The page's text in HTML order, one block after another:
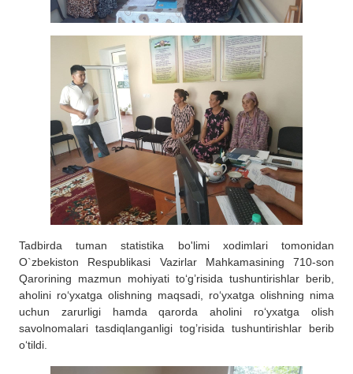
Tadbirda tuman statistika bo'limi xodimlari tomonidan
O`zbekiston Respublikasi Vazirlar Mahkamasining 710-son
Qarorining mazmun mohiyati to‘g’risida tushuntirishlar berib,
aholini ro‘yxatga olishning maqsadi, ro‘yxatga olishning nima
uchun zarurligi hamda qarorda aholini ro‘yxatga olish
savolnomalari tasdiqlanganligi tog’risida tushuntirishlar berib
o‘tildi.